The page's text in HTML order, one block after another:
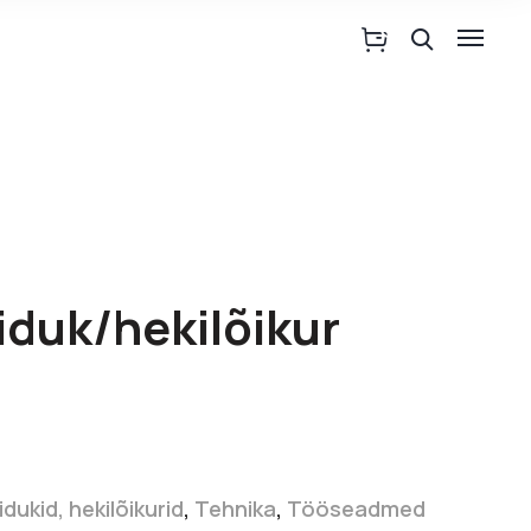
hekilõikur
hekilõikurid, Tehnika, Tööseadmed